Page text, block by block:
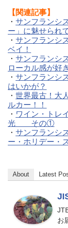
【関連記事】
・ サンフランシ
ー」に魅せられ
・ サンフランシ
ベイ！
・ サンフランシ
ローカル感が好
・ サンフランシ
はいかが？
・ 世界最古！大
ルカー！！
・ ワイン・トレ
光 その①
・ サンフランシ
ー・ホリデー・
About Latest
お